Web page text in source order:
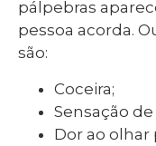
pálpebras
pessoa acorda.
são:
Coceira;
Sensação
Dor ao olhar